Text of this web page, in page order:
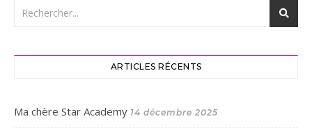
ARTICLES RÉCENTS
Ma chère Star Academy 14 décembre 2025